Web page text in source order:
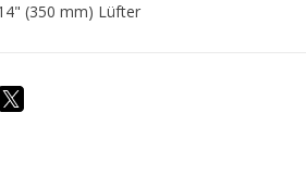
(350 mm) Lüfter